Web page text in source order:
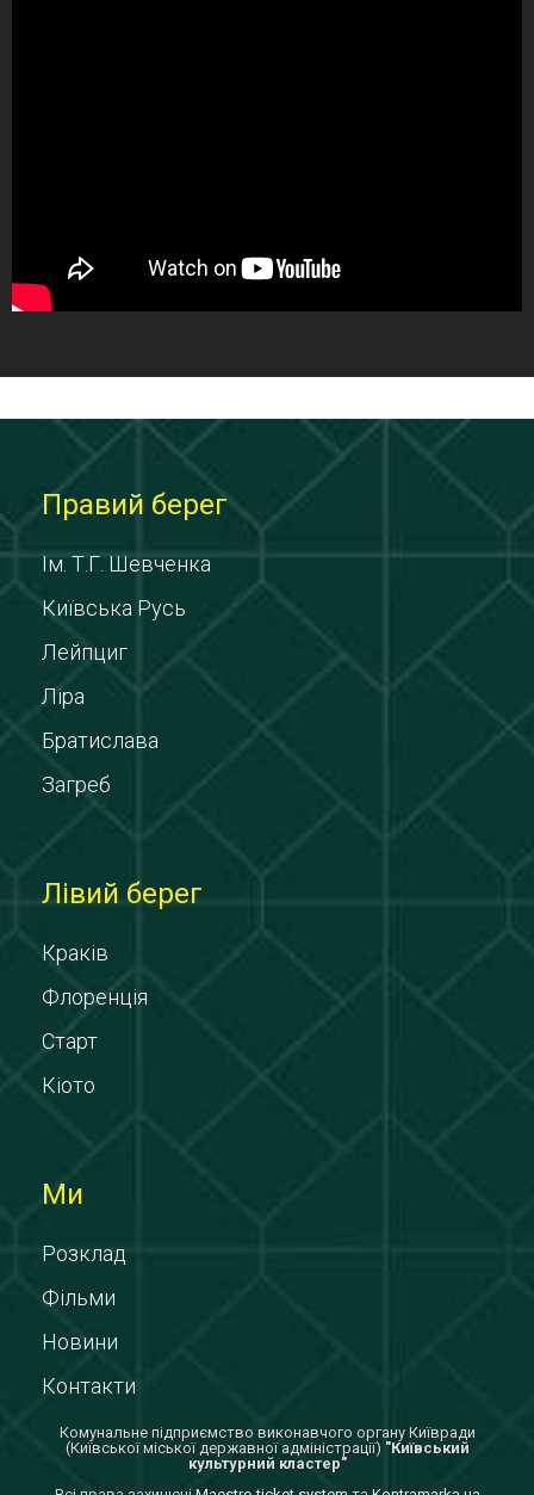
Правий берег
Ім. Т.Г. Шевченка
Київська Русь
Лейпциг
Ліра
Братислава
Загреб
Лівий берег
Краків
Флоренція
Старт
Кіото
Ми
Розклад
Фільми
Новини
Контакти
Комунальне підприємство виконавчого органу Київради
(Київської міської державної адміністрації) "Київський
культурний кластер"